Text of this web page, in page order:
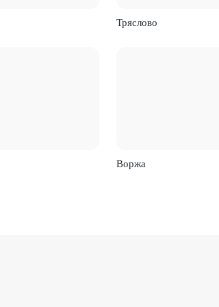
Тряслово
Воржа